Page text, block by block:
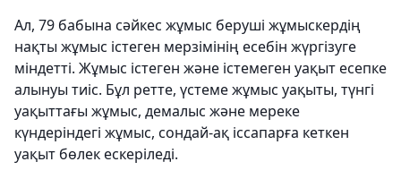
Ал, 79 бабына сәйкес жұмыс беруші жұмыскердің
нақты жұмыс істеген мерзімінің есебін жүргізуге
міндетті. Жұмыс істеген және істемеген уақыт есепке
алынуы тиіс. Бұл ретте, үстеме жұмыс уақыты, түнгі
уақыттағы жұмыс, демалыс және мереке
күндеріндегі жұмыс, сондай-ақ іссапарға кеткен
уақыт бөлек ескеріледі.